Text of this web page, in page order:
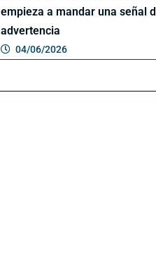
empieza a mandar una señal
advertencia
04/06/2026